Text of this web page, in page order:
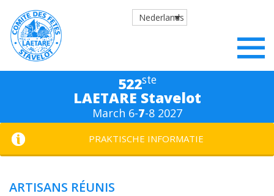
Nederlands
522ste
LAETARE Stavelot
March 6-7-8 2027
PRAKTISCHE INFORMATIE
ARTISANS RÉUNIS